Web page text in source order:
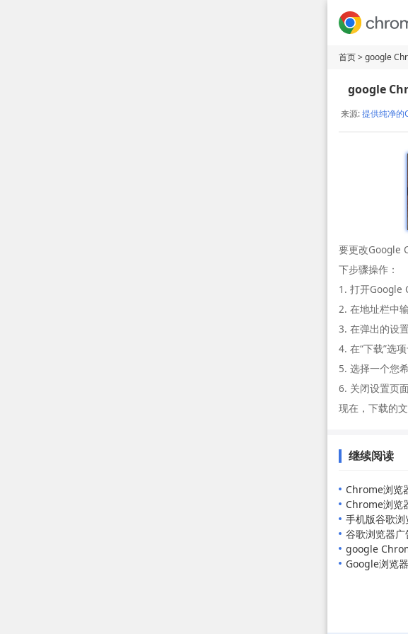
首页> google
google
来源:提供纯净的
要更改Google
下步骤操作：
1. 打开Google
2. 在地址栏中
3. 在弹出的设
4. 在“下载”选
5. 选择一个您
6. 关闭设置页面
现在，下载的
继续阅读
Chrome浏览
Chrome浏览
手机版谷歌
谷歌浏览器
google
Google浏览